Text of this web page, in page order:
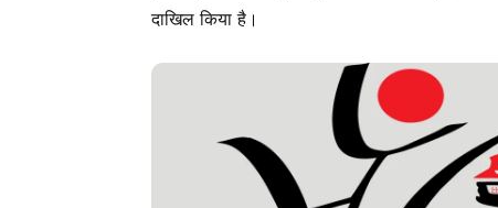
दाखिल किया है।